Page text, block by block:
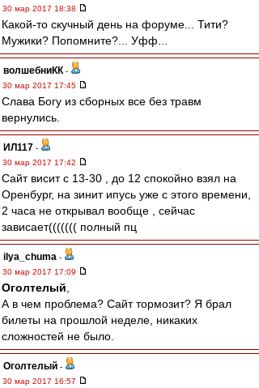
30 мар 2017 18:38
Какой-то скучный день на форуме... Тити?
Мужики? Попомните?... Уфф...
волшебниКК -
30 мар 2017 17:45
Слава Богу из сборных все без травм
вернулись.
ИЛ117 -
30 мар 2017 17:42
Сайт висит с 13-30 , до 12 спокойно взял на
Оренбург, на зинит ипусь уже с этого времени,
2 часа не открывал вообще , сейчас
зависает((((((( полный пц
ilya_chuma -
30 мар 2017 17:09
Оголтелый
А в чем проблема? Сайт тормозит? Я брал
билеты на прошлой неделе, никаких
сложностей не было.
Оголтелый -
30 мар 2017 16:57